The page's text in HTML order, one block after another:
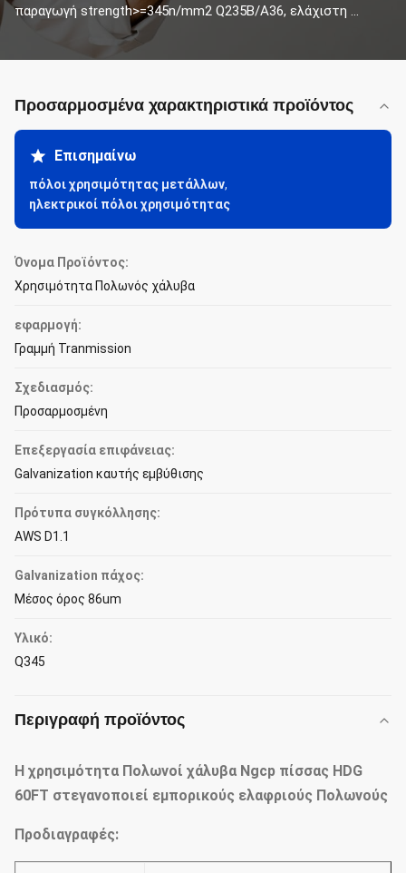
παραγωγή strength>=345n/mm2 Q235B/A36, ελάχιστη ...
Προσαρμοσμένα χαρακτηριστικά προϊόντος
Επισημαίνω
πόλοι χρησιμότητας μετάλλων,
ηλεκτρικοί πόλοι χρησιμότητας
Όνομα Προϊόντος:
Χρησιμότητα Πολωνός χάλυβα
εφαρμογή:
Γραμμή Tranmission
Σχεδιασμός:
Προσαρμοσμένη
Επεξεργασία επιφάνειας:
Galvanization καυτής εμβύθισης
Πρότυπα συγκόλλησης:
AWS D1.1
Galvanization πάχος:
Μέσος όρος 86um
Υλικό:
Q345
Περιγραφή προϊόντος
Η χρησιμότητα Πολωνοί χάλυβα Ngcp πίσσας HDG
60FT στεγανοποιεί εμπορικούς ελαφριούς Πολωνούς
Προδιαγραφές: